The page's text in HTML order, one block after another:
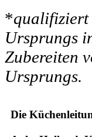
*qualifiziert
Ursprungs
Zubereiten
Ursprungs.
Die